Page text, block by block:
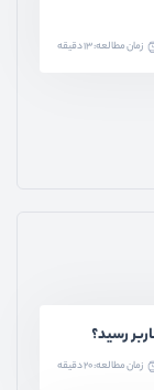
زمان مطالعه: 13 دقیقه
زمان مطالعه: 20 دقیقه